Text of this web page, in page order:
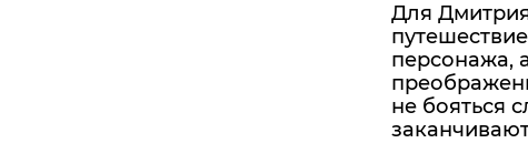
Для
персонажа,
не бояться